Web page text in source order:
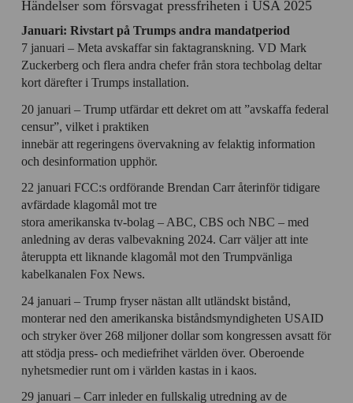
Händelser som försvagat pressfriheten i USA 2025
Januari: Rivstart på Trumps andra mandatperiod
7 januari – Meta avskaffar sin faktagranskning. VD Mark
Zuckerberg och flera andra chefer från stora techbolag deltar
kort därefter i Trumps installation.
20 januari – Trump utfärdar ett dekret om att ”avskaffa federal
censur”, vilket i praktiken
innebär att regeringens övervakning av felaktig information
och desinformation upphör.
22 januari FCC:s ordförande Brendan Carr återinför tidigare
avfärdade klagomål mot tre
stora amerikanska tv-bolag – ABC, CBS och NBC – med
anledning av deras valbevakning 2024. Carr väljer att inte
återuppta ett liknande klagomål mot den Trumpvänliga
kabelkanalen Fox News.
24 januari – Trump fryser nästan allt utländskt bistånd,
monterar ned den amerikanska biståndsmyndigheten USAID
och stryker över 268 miljoner dollar som kongressen avsatt för
att stödja press- och mediefrihet världen över. Oberoende
nyhetsmedier runt om i världen kastas in i kaos.
29 januari – Carr inleder en fullskalig utredning av de